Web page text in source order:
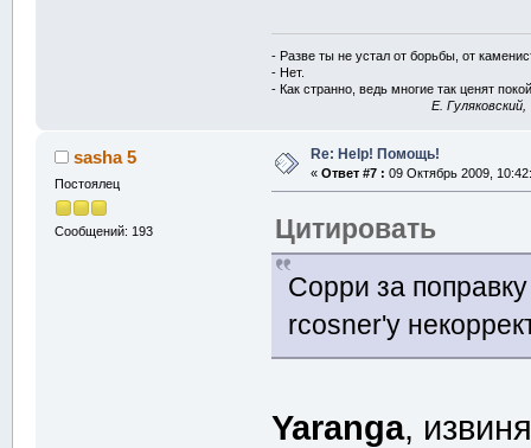
- Разве ты не устал от борьбы, от
- Нет.
- Как странно, ведь многие так ценят
E.
sasha 5
Постоялец
Сообщений: 193
Re: Help! Помощь!
« Ответ #7 : 09 Октябрь 2009,
Цитировать
Сорри за
rcosner'у
Yaranga,